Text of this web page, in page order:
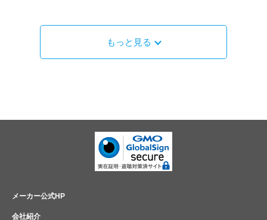
もっと見る
メーカー公式HP
会社紹介